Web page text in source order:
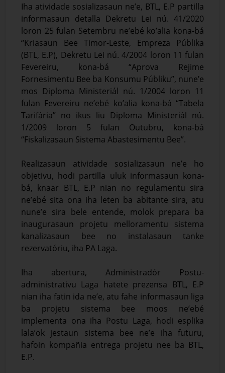
Iha atividade sosializasaun ne’e, BTL, E.P partilla
informasaun detalla Dekretu Lei nú. 41/2020
loron 25 fulan Setembru ne’ebé ko’alia kona-bá
“Kriasaun Bee Timor-Leste, Empreza Públika
(BTL, E.P), Dekretu Lei nú. 4/2004 loron 11 fulan
Fevereiru, kona-bá “Aprova Rejime
Fornesimentu Bee ba Konsumu Públiku”, nune’e
mos Diploma Ministeriál nú. 1/2004 loron 11
fulan Fevereiru ne’ebé ko’alia kona-bá “Tabela
Tarifária” no ikus liu Diploma Ministeriál nú.
1/2009 loron 5 fulan Outubru, kona-bá
“Fiskalizasaun Sistema Abastesimentu Bee”.
Realizasaun atividade sosializasaun ne’e ho
objetivu, hodi partilla uluk informasaun kona-
bá, knaar BTL, E.P nian no regulamentu sira
ne’ebé sita ona iha leten ba abitante sira, atu
nune’e sira bele entende, molok prepara ba
inaugurasaun projetu melloramentu sistema
kanalizasaun bee no instalasaun tanke
rezervatóriu, iha PA Laga.
Iha abertura, Administradór Postu-
administrativu Laga hatete prezensa BTL, E.P
nian iha fatin ida ne’e, atu fahe informasaun liga
ba projetu sistema bee moos ne’ebé
implementa ona iha Postu Laga, hodi esplika
lala’ok jestaun sistema bee ne’e iha futuru,
hafoin kompañia entrega projetu nee ba BTL,
E.P.